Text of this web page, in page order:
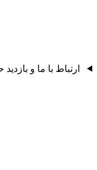
ارتباط با ما و